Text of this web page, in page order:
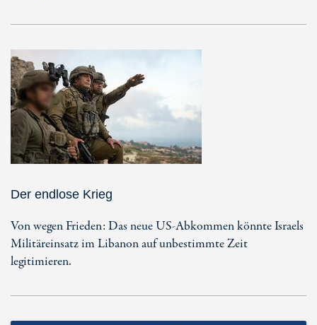
Der endlose Krieg
Von wegen Frieden: Das neue US-Abkommen könnte Israels
Militäreinsatz im Libanon auf unbestimmte Zeit
legitimieren.